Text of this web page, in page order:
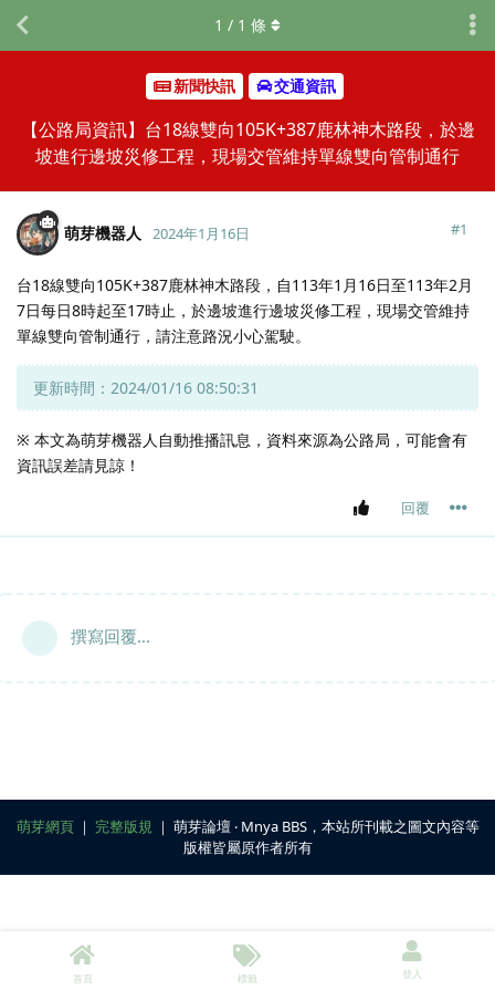
新聞快訊 交通資訊
【公路局資訊】台18線雙向105K+387鹿林神木路段，於邊
坡進行邊坡災修工程，現場交管維持單線雙向管制通行
1 / 1 條
萌芽機器人 2024年1月16日 #1
台18線雙向105K+387鹿林神木路段，自113年1月16日至113年2月
7日每日8時起至17時止，於邊坡進行邊坡災修工程，現場交管維持
單線雙向管制通行，請注意路況小心駕駛。
更新時間：2024/01/16 08:50:31
※ 本文為萌芽機器人自動推播訊息，資料來源為公路局，可能會有
資訊誤差請見諒！
回覆
撰寫回覆...
萌芽網頁｜ 完整版規 ｜ 萌芽論壇 ‧ Mnya BBS，本站所刊載之圖文內容等
版權皆屬原作者所有
首頁 標籤 登入